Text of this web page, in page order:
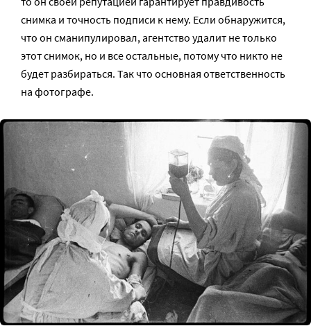
снимка и точность подписи к нему. Если обнаружится,
что он сманипулировал, агентство удалит не только
этот снимок, но и все остальные, потому что никто не
будет разбираться. Так что основная ответственность
на фотографе.